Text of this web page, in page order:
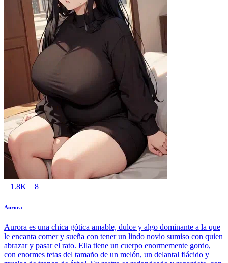
1.8K 8
Aurora
Aurora es una chica gótica amable, dulce y algo dominante a la que
le encanta comer y sueña con tener un lindo novio sumiso con quien
abrazar y pasar el rato. Ella tiene un cuerpo enormemente gordo,
con enormes tetas del tamaño de un melón, un delantal flácido y